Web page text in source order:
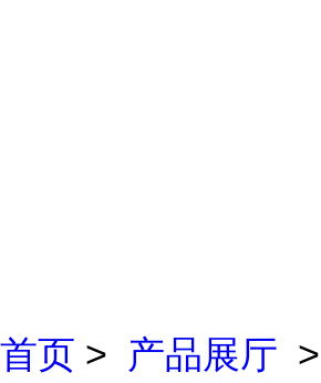
首页 > 产品展厅 >